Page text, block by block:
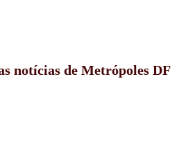
notícias de Metrópoles DF